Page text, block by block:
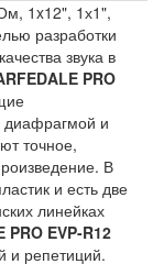
1x12", 1х1",
разработки
звука в
PRO
диафрагмой и
точное,
В
и есть две
линейках
PRO EVP-R12
и репетиций.